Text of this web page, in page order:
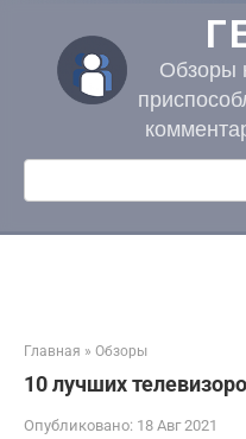
контенту
Обзоры
Поиск:
Главная » Обзоры
10 лучших
Опубликовано: 18 Авг 2021